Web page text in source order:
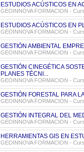
ESTUDIOS ACÚSTICOS EN
GEOINNOVA FORMACION -
ESTUDIOS ACÚSTICOS EN
GEOINNOVA FORMACION -
GESTIÓN AMBIENTAL
GEOINNOVA FORMACION -
GESTIÓN CINEGÉTICA
PLANES TÉCNI...
GEOINNOVA FORMACION -
GESTIÓN FORESTAL PARA
GEOINNOVA FORMACION -
GESTIÓN INTEGRAL DEL
GEOINNOVA FORMACION -
HERRAMIENTAS GIS EN
GEOINNOVA FORMACION -